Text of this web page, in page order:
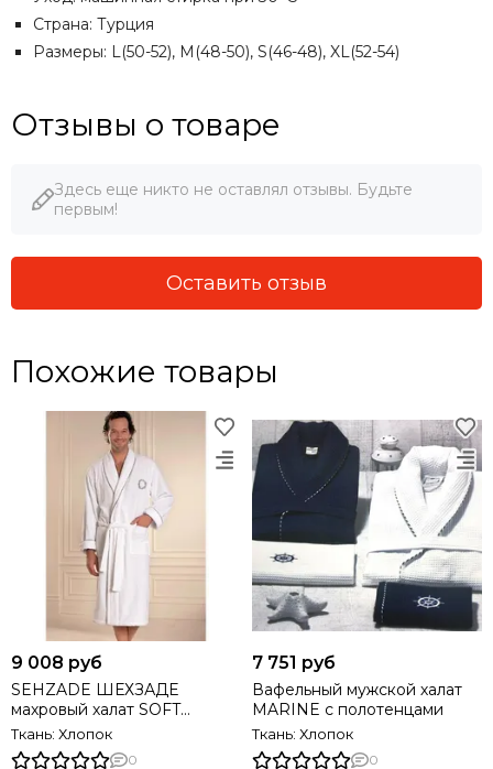
Страна: Турция
Размеры: L(50-52), M(48-50), S(46-48), XL(52-54)
Отзывы о товаре
Здесь еще никто не оставлял отзывы. Будьте
первым!
Оставить отзыв
Похожие товары
9 008 руб
SEHZADE ШЕХЗАДЕ
махровый халат SOFT
COTTON (Турция) .
Ткань: Хлопок
0
7 751 руб
Вафельный мужской халат
MARINE с полотенцами
Ткань: Хлопок
0